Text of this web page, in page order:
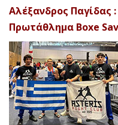
Αλέξανδρος Παγίδας
Πρωτάθλημα Boxe